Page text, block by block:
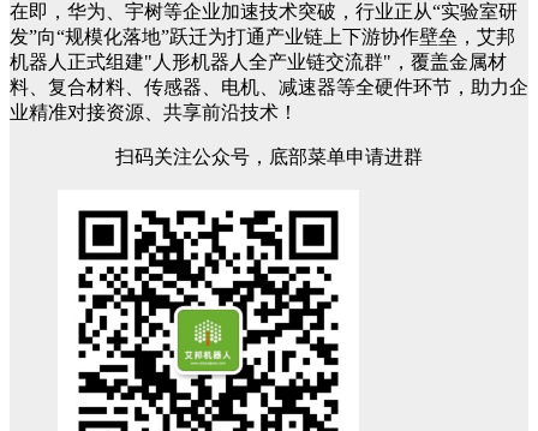
在即，华为、宇树等企业加速技术突破，行业正从“实验室研
发”向“规模化落地”跃迁为打通产业链上下游协作壁垒，艾邦
机器人正式组建"人形机器人全产业链交流群"，覆盖金属材
料、复合材料、传感器、电机、减速器等全硬件环节，助力企
业精准对接资源、共享前沿技术！
扫码关注公众号，底部菜单申请进群